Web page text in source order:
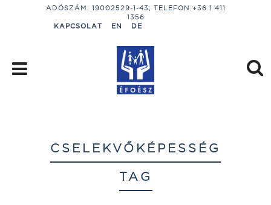
ADÓSZÁM: 19002529-1-43; TELEFON:+36 1 411
1356
KAPCSOLAT
EN DE
CSELEKVŐKÉPESSÉG
TAG